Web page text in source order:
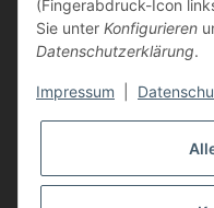
Kunden Service
(Fingerabdruck-Icon
Sie unter Konfigurieren
Datenschutzerklärung.
Impressum